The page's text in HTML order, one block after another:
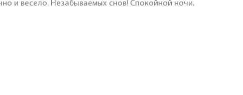
и весело. Незабываемых снов! Спокойной ночи.